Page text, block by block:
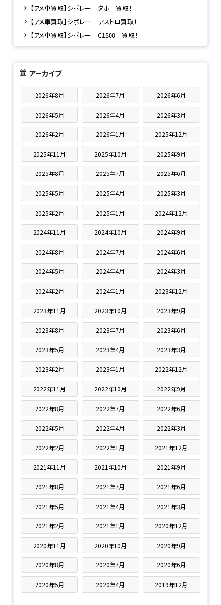
【アメ車買取】シボレー タホ 買取！
【アメ車買取】シボレー アストロ買取！
【アメ車買取】シボレー C1500 買取！
アーカイブ
2026年8月 2026年7月 2026年6月
2026年5月 2026年4月 2026年3月
2026年2月 2026年1月 2025年12月
2025年11月 2025年10月 2025年9月
2025年8月 2025年7月 2025年6月
2025年5月 2025年4月 2025年3月
2025年2月 2025年1月 2024年12月
2024年11月 2024年10月 2024年9月
2024年8月 2024年7月 2024年6月
2024年5月 2024年4月 2024年3月
2024年2月 2024年1月 2023年12月
2023年11月 2023年10月 2023年9月
2023年8月 2023年7月 2023年6月
2023年5月 2023年4月 2023年3月
2023年2月 2023年1月 2022年12月
2022年11月 2022年10月 2022年9月
2022年8月 2022年7月 2022年6月
2022年5月 2022年4月 2022年3月
2022年2月 2022年1月 2021年12月
2021年11月 2021年10月 2021年9月
2021年8月 2021年7月 2021年6月
2021年5月 2021年4月 2021年3月
2021年2月 2021年1月 2020年12月
2020年11月 2020年10月 2020年9月
2020年8月 2020年7月 2020年6月
2020年5月 2020年4月 2019年12月